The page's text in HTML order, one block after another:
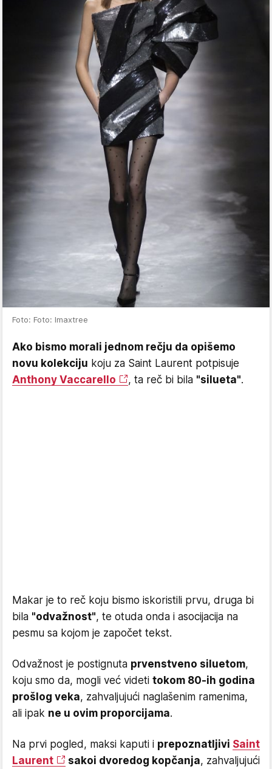
Foto: Foto: Imaxtree
Ako bismo morali jednom rečju da opišemo
novu kolekciju koju za Saint Laurent potpisuje
Anthony Vaccarello
, ta reč bi bila "silueta".
Makar je to reč koju bismo iskoristili prvu, druga bi
bila "odvažnost", te otuda onda i asocijacija na
pesmu sa kojom je započet tekst.
Odvažnost je postignuta prvenstveno siluetom,
koju smo da, mogli već videti tokom 80-ih godina
prošlog veka, zahvaljujući naglašenim ramenima,
ali ipak ne u ovim proporcijama.
Na prvi pogled, maksi kaputi i prepoznatljivi Saint
Laurent
sakoi dvoredog kopčanja, zahvaljujući